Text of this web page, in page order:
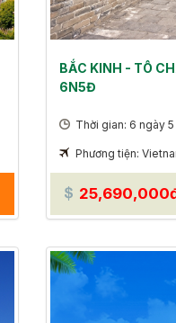
BẮC KINH - TÔ
6N5Đ
Thời gian: 6 ngày
Phương tiện: